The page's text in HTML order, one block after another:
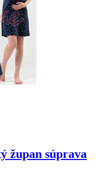
župan súprava